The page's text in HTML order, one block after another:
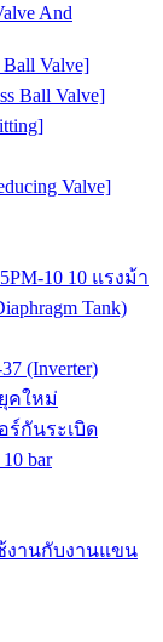
And
Valve]
Ball Valve]
Valve]
10 10 แรงม้า
Tank)
(Inverter)
คใหม่
ร์กันระเบิด
bar
งานกับงานแขน